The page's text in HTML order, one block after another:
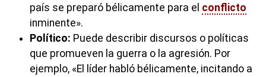
país se preparó bélicamente para el conflicto
inminente».
Político: Puede describir discursos o políticas
que promueven la guerra o la agresión. Por
ejemplo, «El líder habló bélicamente, incitando a